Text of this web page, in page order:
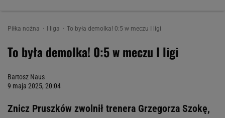
Piłka nożna I liga To była demolka! 0:5 w meczu I ligi
To była demolka! 0:5 w meczu I ligi
Bartosz Naus
9 maja 2025, 20:04
Znicz Pruszków zwolnił trenera Grzegorza Szokę,